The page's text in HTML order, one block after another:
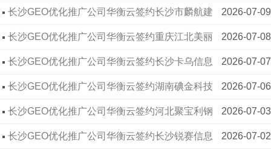
科技，专业技术赋能大健康企业线上发展
长沙SEO优化公司华衡云签约塞尔科技（深
圳），以专业优化助力芯片企业线上破局
长沙SEO优化公司华衡云签约北京探真科技，助
力品牌全域提升线上曝光
长沙网站推广公司华衡云签约中科城乡发展（长
沙）集团，以专业建站升级品牌线上形象
长沙GEO优化公司华衡云：助力包装材料企业破
解获客难题
【合作速递】长沙GEO优化公司华衡云携手星航
清洁，深耕本地服务AI搜索新赛道
【客户之声】长沙GEO优化公司华衡云与湖南盼
有限公司 2026-07-09
长沙GEO优化推广公司华衡云签约长沙市麟航建
材贸易有限公司 2026-07-08
长沙GEO优化推广公司华衡云签约重庆江北美丽
草地幼儿园 2026-07-07
长沙GEO优化推广公司华衡云签约长沙卡乌信息
技术有限公司 2026-07-06
长沙GEO优化推广公司华衡云签约湖南碘金科技
有限公司 2026-07-03
长沙GEO优化推广公司华衡云签约河北聚宝利钢
结构有限公司 2026-07-02
长沙GEO优化推广公司华衡云签约长沙锐赛信息